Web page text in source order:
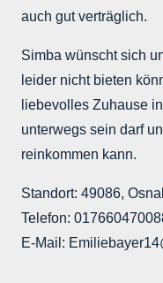
auch gut verträglich.
Simba wünscht sich
leider nicht bieten
liebevolles Zuhause
unterwegs sein darf
reinkommen kann.
Standort: 49086,
Telefon:
E-Mail: